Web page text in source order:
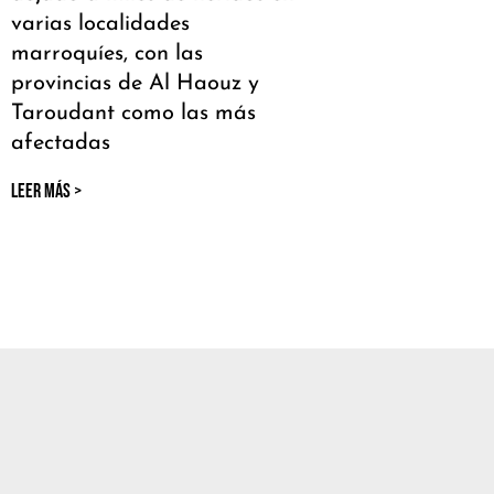
varias localidades
marroquíes, con las
provincias de Al Haouz y
Taroudant como las más
afectadas
LEER MÁS >